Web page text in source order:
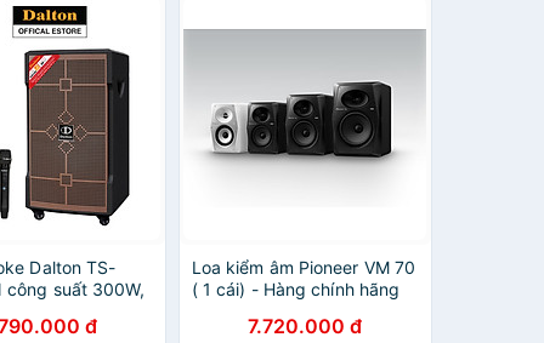
HÃNG
Dalton TS-
công suất 300W,
( BẢO HÀNH
đ
Loa kiểm âm Pioneer VM 70
( 1 cái) - Hàng chính hãng
7.720.000 đ